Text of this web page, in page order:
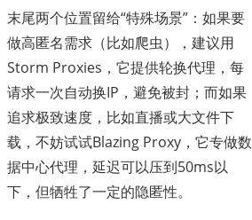
末尾两个位置留给“特殊场景”：如果要
做高匿名需求（比如爬虫），建议用
Storm Proxies，它提供轮换代理，每
请求一次自动换IP，避免被封；而如果
追求极致速度，比如直播或大文件下
载，不妨试试Blazing Proxy，它专做数
据中心代理，延迟可以压到50ms以
下，但牺牲了一定的隐匿性。